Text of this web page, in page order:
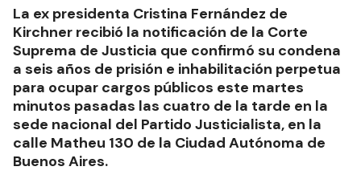
La ex presidenta Cristina Fernández de
Kirchner recibió la notificación de la Corte
Suprema de Justicia que confirmó su condena
a seis años de prisión e inhabilitación perpetua
para ocupar cargos públicos este martes
minutos pasadas las cuatro de la tarde en la
sede nacional del Partido Justicialista, en la
calle Matheu 130 de la Ciudad Autónoma de
Buenos Aires.